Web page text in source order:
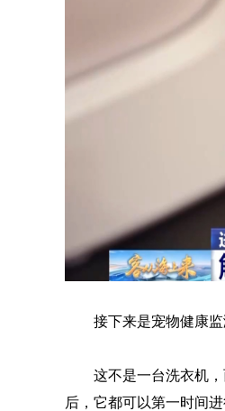
接下来是宠物健康
这不是一台洗衣机
后，它都可以第一时间